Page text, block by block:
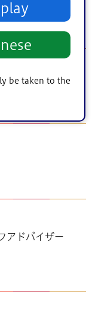
be taken to the
アドバイザー